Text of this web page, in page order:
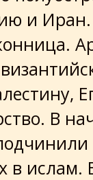
и
В
в ислам.
Г.